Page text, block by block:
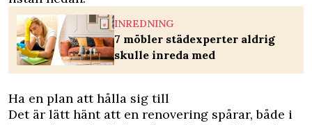
INREDNING
7 möbler städexperter aldrig
skulle inreda med
Ha en plan att hålla sig till
Det är lätt hänt att en renovering spårar, både i